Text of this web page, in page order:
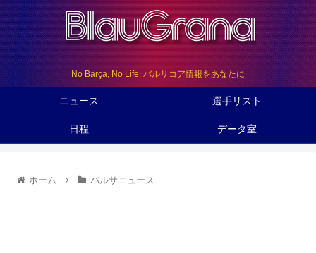
No Barça, No Life. バルサコア情報をあなたに
ニュース 選手リスト
日程 データ室
ホーム バルサニュース